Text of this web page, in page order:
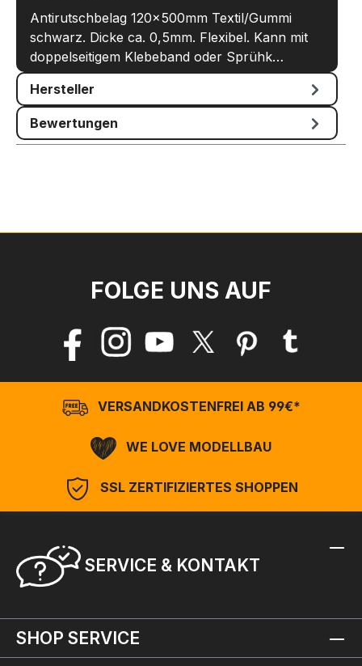
Antirutschbelag 120x500mm Textil/Gummi
schwarz. Dicke ca. 0,5mm. Flexibel. Kann mit
doppelseitigem Klebeband oder Sprühk…
Hersteller
Bewertungen
FOLGE UNS AUF
VERSANDKOSTENFREI AB 99€*
WE LOVE MODELLBAU
SSL ZERTIFIZIERTES SHOPPEN
SERVICE & KONTAKT
SHOP SERVICE